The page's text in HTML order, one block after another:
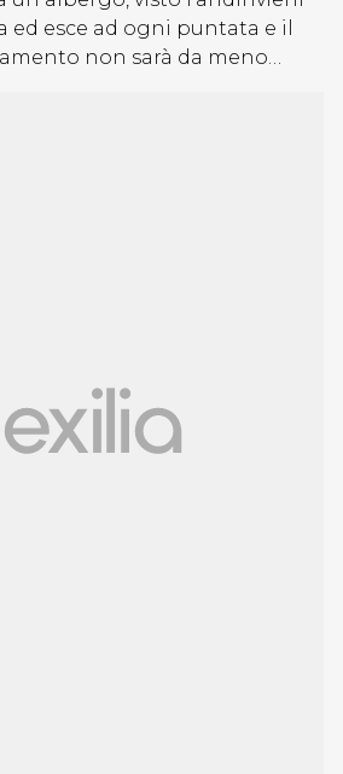
ed esce ad ogni puntata e il
non sarà da meno…